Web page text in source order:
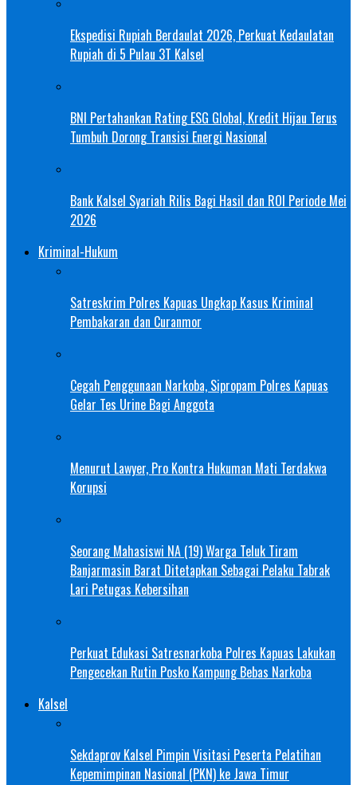
Ekspedisi Rupiah Berdaulat 2026, Perkuat Kedaulatan
Rupiah di 5 Pulau 3T Kalsel
BNI Pertahankan Rating ESG Global, Kredit Hijau Terus
Tumbuh Dorong Transisi Energi Nasional
Bank Kalsel Syariah Rilis Bagi Hasil dan ROI Periode Mei
2026
Kriminal-Hukum
Satreskrim Polres Kapuas Ungkap Kasus Kriminal
Pembakaran dan Curanmor
Cegah Penggunaan Narkoba, Sipropam Polres Kapuas
Gelar Tes Urine Bagi Anggota
Menurut Lawyer, Pro Kontra Hukuman Mati Terdakwa
Korupsi
Seorang Mahasiswi NA (19) Warga Teluk Tiram
Banjarmasin Barat Ditetapkan Sebagai Pelaku Tabrak
Lari Petugas Kebersihan
Perkuat Edukasi Satresnarkoba Polres Kapuas Lakukan
Pengecekan Rutin Posko Kampung Bebas Narkoba
Kalsel
Sekdaprov Kalsel Pimpin Visitasi Peserta Pelatihan
Kepemimpinan Nasional (PKN) ke Jawa Timur